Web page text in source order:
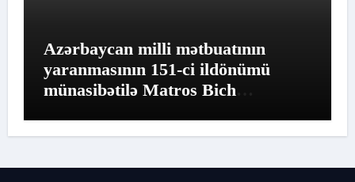
Azərbaycan milli mətbuatının
yaranmasının 151-ci ildönümü
münasibətilə Matros Bich